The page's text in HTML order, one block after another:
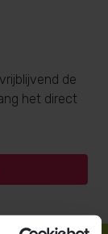
de
het direct